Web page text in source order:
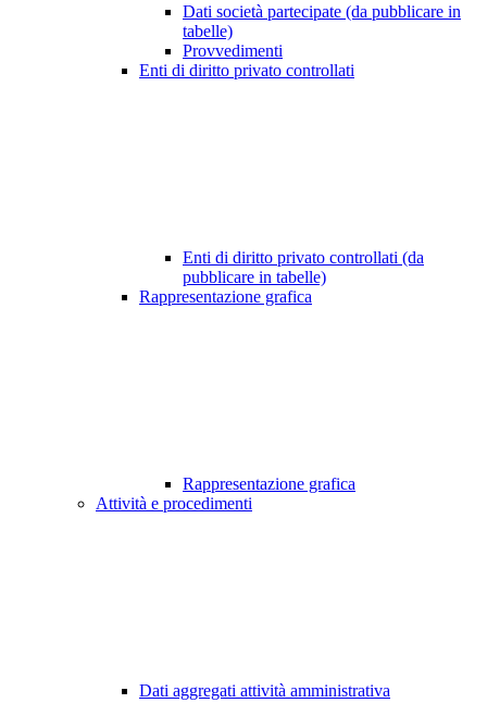
Dati società partecipate (da pubblicare in
tabelle)
Provvedimenti
Enti di diritto privato controllati
Enti di diritto privato controllati (da
pubblicare in tabelle)
Rappresentazione grafica
Rappresentazione grafica
Attività e procedimenti
Dati aggregati attività amministrativa